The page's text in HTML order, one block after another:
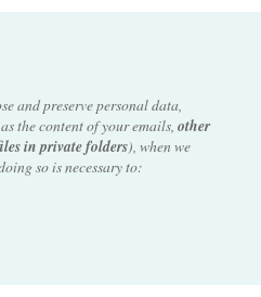
and preserve personal data,
the content of your emails, other
in private folders), when we
so is necessary to: